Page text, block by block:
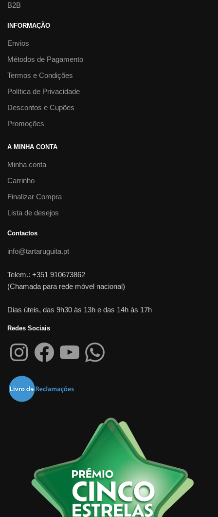
B2B
INFORMAÇÃO
Envios
Métodos de Pagamento
Termos e Condições
Política de Privacidade
Descontos e Cupões
Promoções
A MINHA CONTA
Minha conta
Carrinho
Finalizar Compra
Lista de desejos
Contactos
info@tartaruguita.pt
Telem.: +351 910673862
(Chamada para rede móvel nacional)
Dias úteis, das 9h30 às 13h e das 14h às 17h
Redes Sociais